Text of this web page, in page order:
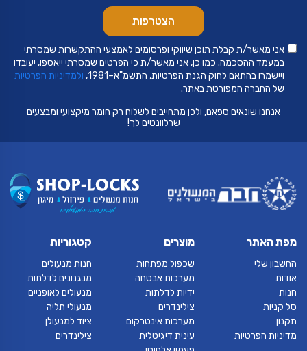
אני מאשר/ת קבלת תוכן שיווקי ופרסומים לאמצעי ההתקשרות שמסרתי
במעמד ההסכמה. כמו כן, אני מאשר/ת כי הפרטים שמסרתי ייאספו, יעובדו
ויישמרו בהתאם לחוק הגנת הפרטיות, התשמ"א–1981,
ולמדיניות הפרטיות
של החברה המפורטת באתר.
אנחנו שונאים ספאם, ולכן מתחייבים לשלוח רק חומר מיקצועי ומבצעים
שרלוונטים לך!
מפת האתר
החשבון שלי
אודות
חנות
סל קניות
תקנון
מדיניות הפרטיות
מוצרים
שכפול מפתחות
מערכות אבטחה
ידיות לדלתות
צילינדרים
מערכות אינטרקום
עינית דיגיטלית
קטגוריות
חנות מנעולים
מנגנונים לדלתות
מנעולים לאופניים
מנעולי תליה
ציוד למנעולן
צילינדרים